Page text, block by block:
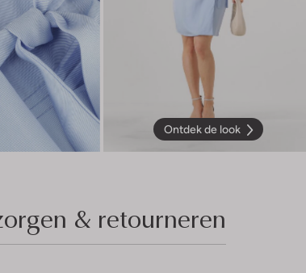
Ontdek de look
& retourneren